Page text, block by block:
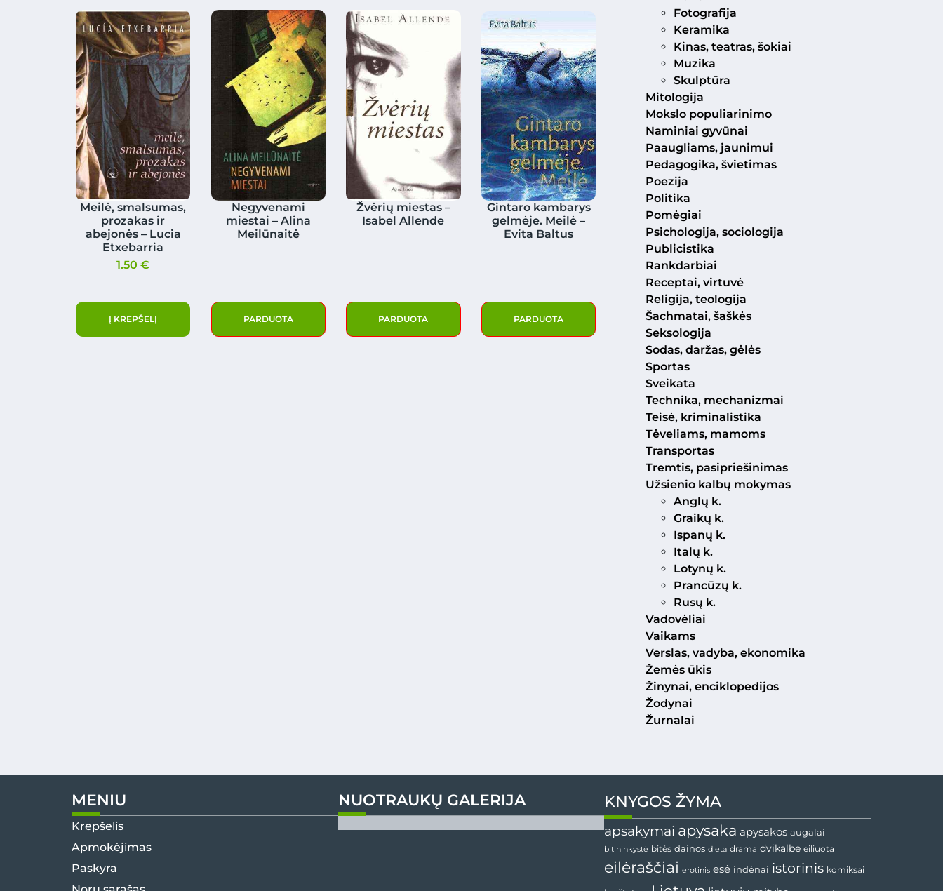
Meilė, smalsumas,
prozakas ir
abejonės – Lucia
Etxebarria
1.50€
Į KREPŠELĮ
Negyvenami
miestai – Alina
Meilūnaitė
PARDUOTA
Žvėrių miestas –
Isabel Allende
PARDUOTA
Gintaro kambarys
gelmėje. Meilė –
Evita Baltus
PARDUOTA
Fotografija
Keramika
Kinas, teatras, šokiai
Muzika
Skulptūra
Mitologija
Mokslo populiarinimo
Naminiai gyvūnai
Paaugliams, jaunimui
Pedagogika, švietimas
Poezija
Politika
Pomėgiai
Psichologija, sociologija
Publicistika
Rankdarbiai
Receptai, virtuvė
Religija, teologija
Šachmatai, šaškės
Seksologija
Sodas, daržas, gėlės
Sportas
Sveikata
Technika, mechanizmai
Teisė, kriminalistika
Tėveliams, mamoms
Transportas
Tremtis, pasipriešinimas
Užsienio kalbų mokymas
Anglų k.
Graikų k.
Ispanų k.
Italų k.
Lotynų k.
Prancūzų k.
Rusų k.
Vadovėliai
Vaikams
Verslas, vadyba, ekonomika
Žemės ūkis
Žinynai, enciklopedijos
Žodynai
Žurnalai
MENIU
Krepšelis
Apmokėjimas
Paskyra
NUOTRAUKŲ GALERIJA KNYGOS ŽYMA
apsakymai apysaka apysakos augalai
bitininkystė bitės dainos dieta drama dvikalbė eiliuota
eilėraščiai erotinis esė indėnai istorinis komiksai